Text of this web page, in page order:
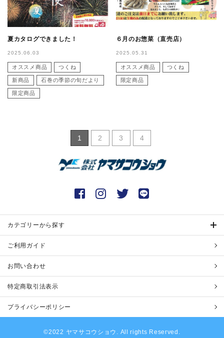
夏カタログできました！
2025.06.03
オススメ商品 つくね
新商品 石巻の季節の旬だより
限定商品
６月のお惣菜（直売店）
2025.05.31
オススメ商品 つくね
限定商品
1 2 3 4
カテゴリーから探す
ご利用ガイド
お問い合わせ
特定商取引法表示
プライバシーポリシー
©2022 ヤマサコウショウ. All rights Reserved.